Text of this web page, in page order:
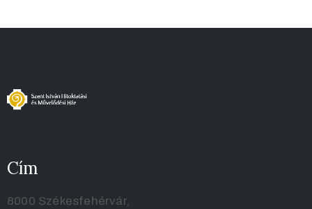
Cím
8000 Székesfehérvár,